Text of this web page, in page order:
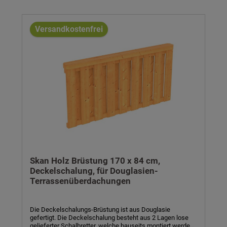
Pfosten/Riegel: 10 x 10 cm- Andreaskreuze: 8 x 8 cm- inkl.
Montagematerial und Aufbauanleitung
Versandkostenfrei
Skan Holz Brüstung 170 x 84 cm,
Deckelschalung, für Douglasien-
Terrassenüberdachungen
Die Deckelschalungs-Brüstung ist aus Douglasie
gefertigt. Die Deckelschalung besteht aus 2 Lagen lose